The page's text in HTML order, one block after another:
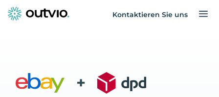
Kontaktieren Sie uns
+